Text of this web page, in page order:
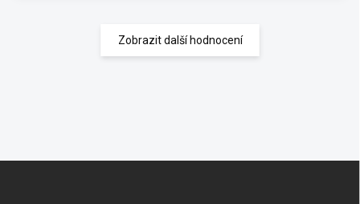
Zobrazit další hodnocení